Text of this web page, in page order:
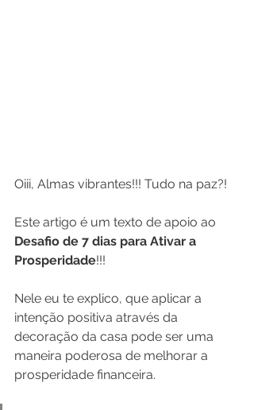
Oiii, Almas vibrantes!!! Tudo na paz?!
Este artigo é um texto de apoio ao
Desafio de 7 dias para Ativar a
Prosperidade!!!
Nele eu te explico, que aplicar a
intenção positiva através da
decoração da casa pode ser uma
maneira poderosa de melhorar a
prosperidade financeira.